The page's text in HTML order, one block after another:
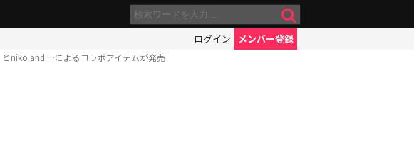
ログイン メンバー登録
niko and …によるコラボアイテムが発売